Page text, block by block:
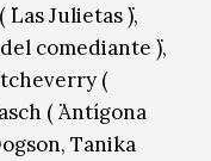
Julietas ̈),
comediante ̈),
(
( ̈Antígona
Tanika